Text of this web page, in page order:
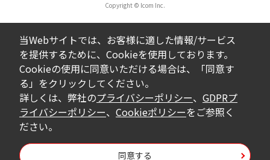
ダウンロードした取扱説明書およびその他す
べての掲載物の変更は一切行わないでくださ
い。お客様による内容の変更により、何らか
の欠陥が生じたとしても、弊社では一切の保
証をいたしません。また、内容の変更の結
果、万一お客様に損害が生じたとしても、弊
社及び販売店等は一切の責任を負いません。
掲載の取扱説明書等は、製品発売当時の内容
になっております。内容において、法律、仕
Copyright © Icom Inc.
当Webサイトでは、お客様に適した情報/サービス
を提供するために、Cookieを使用しております。
Cookieの使用に同意いただける場合は、「同意す
る」をクリックしてください。
詳しくは、弊社のプライバシーポリシー、 GDPRプ
ライバシーポリシー、 Cookieポリシーをご参照く
ださい。
同意する